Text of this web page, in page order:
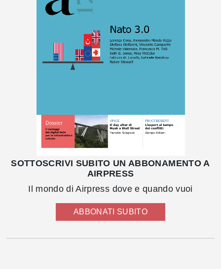
SOTTOSCRIVI SUBITO UN ABBONAMENTO A
AIRPRESS
Il mondo di Airpress dove e quando vuoi
ABBONATI SUBITO